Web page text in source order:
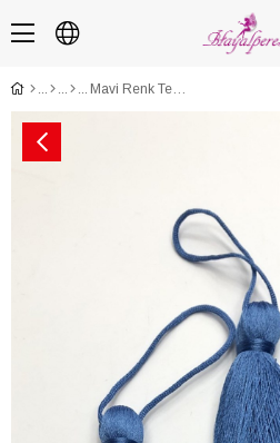
Mavi Renk Tekli Püskül 10 cm 1 adet